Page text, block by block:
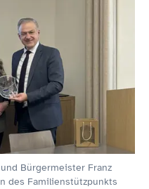
Bürgermeister Franz
des Familienstützpunkts